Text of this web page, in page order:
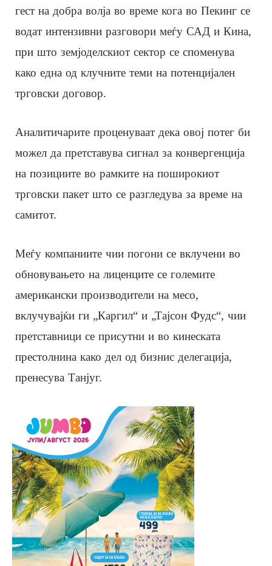
гест на добра волја во време кога во Пекинг се
водат интензивни разговори меѓу САД и Кина,
при што земјоделскиот сектор се споменува
како една од клучните теми на потенцијален
трговски договор.
Аналитичарите проценуваат дека овој потег би
можел да претставува сигнал за конвергенција
на позициите во рамките на поширокиот
трговски пакет што се разгледува за време на
самитот.
Меѓу компаниите чии погони се вклучени во
обновувањето на лиценците се големите
американски производители на месо,
вклучувајќи ги „Каргил“ и „Тајсон Фудс“, чии
претставници се присутни и во кинеската
престолнина како дел од бизнис делегација,
пренесува Танјуг.